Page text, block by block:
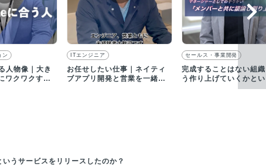
ン
人物像｜大き
ワクワクする
ITエンジニア
お任せしたい仕事｜ネイティ
ブアプリ開発と営業を一緒に
セールス・事業開発
完成することはない組
う作り上げていくかと
事にやりがいを感じて
うサービスをリリースしたのか？